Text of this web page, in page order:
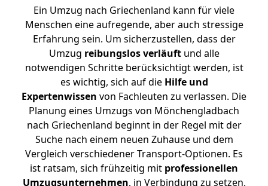
Ein Umzug nach Griechenland kann für viele
Menschen eine aufregende, aber auch stressige
Erfahrung sein. Um sicherzustellen, dass der
Umzug reibungslos verläuftund alle
notwendigen Schritte berücksichtigt werden, ist
es wichtig, sich auf die Hilfe und
Expertenwissen von Fachleuten zu verlassen. Die
Planung eines Umzugs von Mönchengladbach
nach Griechenland beginnt in der Regel mit der
Suche nach einem neuen Zuhause und dem
Vergleich verschiedener Transport-Optionen. Es
ist ratsam, sich frühzeitig mit professionellen
Umzugsunternehmen, in Verbindung zu setzen,